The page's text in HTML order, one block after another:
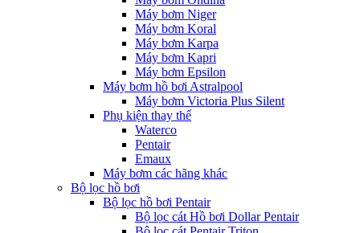
Máy bơm Niger
Máy bơm Koral
Máy bơm Karpa
Máy bơm Kapri
Máy bơm Epsilon
Máy bơm hồ bơi Astralpool
Máy bơm Victoria Plus Silent
Phụ kiện thay thế
Waterco
Pentair
Emaux
Máy bơm các hãng khác
Bộ lọc hồ bơi
Bộ lọc hồ bơi Pentair
Bộ lọc cát Hồ bơi Dollar Pentair